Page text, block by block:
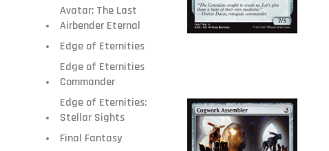
Avatar: The Last
Airbender Eternal
Edge of Eternities
Edge of Eternities
Commander
Edge of Eternities:
Stellar Sights
Final Fantasy